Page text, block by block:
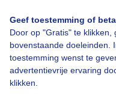
Geef toestemming of
Door op "Gratis" te
bovenstaande doeleinden.
toestemming wenst te
advertentievrije ervaring
klikken.
Toegankelijkheid
Adverteren
Buienradar Team